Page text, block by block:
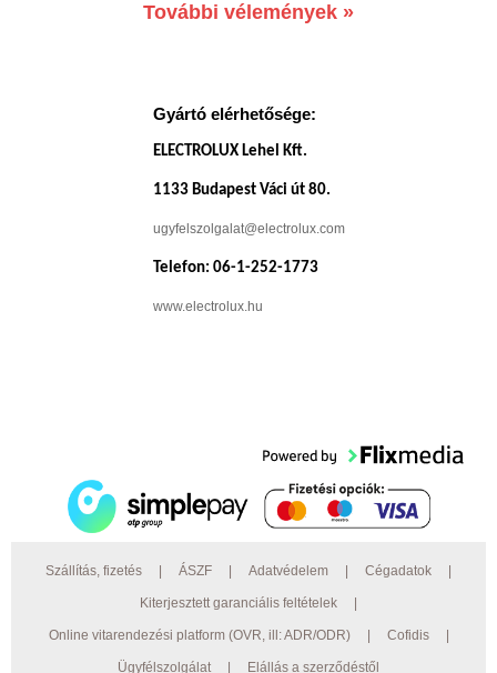
További vélemények »
Gyártó elérhetősége:
ELECTROLUX Lehel Kft.
1133 Budapest Váci út 80.
ugyfelszolgalat@electrolux.com
Telefon: 06-1-252-1773
www.electrolux.hu
Szállítás, fizetés ÁSZF Adatvédelem Cégadatok
Kiterjesztett garanciális feltételek
Online vitarendezési platform (OVR, ill: ADR/ODR) Cofidis
Ügyfélszolgálat Elállás a szerződéstől